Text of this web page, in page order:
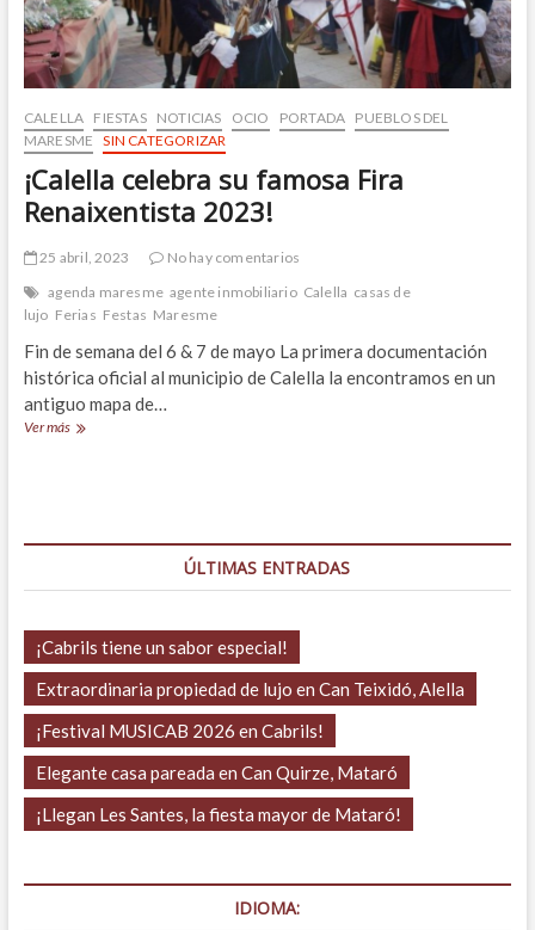
CALELLA FIESTAS NOTICIAS OCIO PORTADA PUEBLOS DEL
MARESME
SIN CATEGORIZAR
¡Calella celebra su famosa Fira
Renaixentista 2023!
25 abril, 2023
No hay comentarios
agenda maresme agente inmobiliario Calella casas de
lujo Ferias Festas Maresme
Fin de semana del 6 & 7 de mayo La primera documentación
histórica oficial al municipio de Calella la encontramos en un
antiguo mapa de…
Ver más¡Calella
ÚLTIMAS ENTRADAS
¡Cabrils tiene un sabor especial!
Extraordinaria propiedad de lujo en Can Teixidó, Alella
¡Festival MUSICAB 2026 en Cabrils!
Elegante casa pareada en Can Quirze, Mataró
¡Llegan Les Santes, la fiesta mayor de Mataró!
IDIOMA: